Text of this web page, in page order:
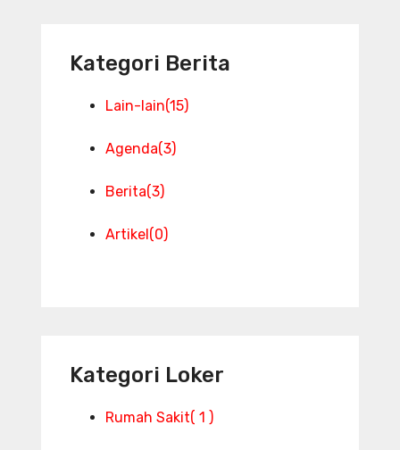
Kategori Berita
Lain-lain(15)
Agenda(3)
Berita(3)
Artikel(0)
Kategori Loker
Rumah Sakit( 1 )